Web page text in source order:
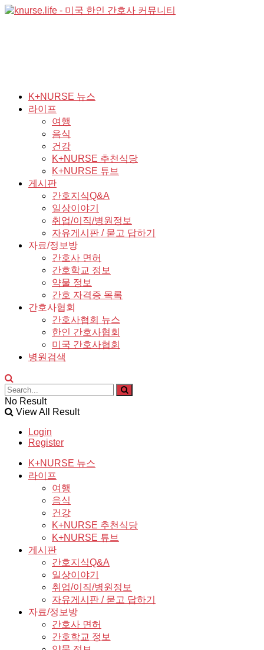
K+NURSE 뉴스
라이프
여행
음식
건강
K+NURSE 추천식당
K+NURSE 튜브
게시판
간호지식Q&A
일상이야기
취업/이직/병원정보
자유게시판 / 묻고 답하기
자료/정보방
간호사 면허
간호학교 정보
약물 정보
간호 자격증 목록
간호사협회
간호사협회 뉴스
한인 간호사협회
미국 간호사협회
병원검색
No Result
View All Result
Login
Register
K+NURSE 뉴스
라이프
여행
음식
건강
K+NURSE 추천식당
K+NURSE 튜브
게시판
간호지식Q&A
일상이야기
취업/이직/병원정보
자유게시판 / 묻고 답하기
자료/정보방
간호사 면허
간호학교 정보